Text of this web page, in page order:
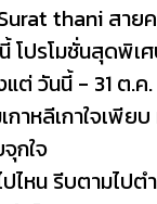
thani สาย
โปรโมชั่นสุดพิเ
ต่ วันนี้ - 31 ต.ค
าหลีเกาใจเพีย
กใจ
ไหน รีบตามไปต